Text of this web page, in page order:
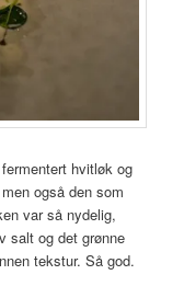
hvitløk og
også den som
var så nydelig,
salt og det grønne
tekstur. Så god.